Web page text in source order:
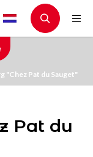
"Chez Pat du Sauget"
Pat du